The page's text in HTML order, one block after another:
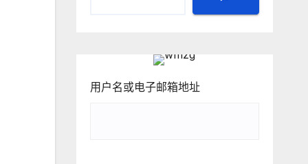
用户名或电子邮箱地址